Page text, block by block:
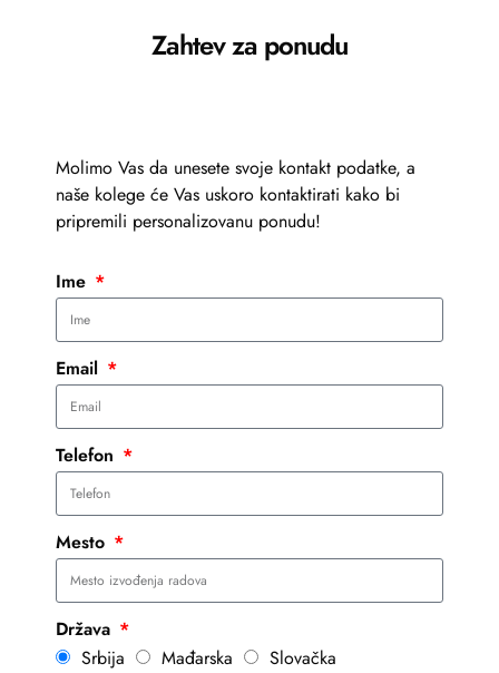
Zahtev za ponudu
Molimo Vas da unesete svoje kontakt podatke, a
naše kolege će Vas uskoro kontaktirati kako bi
pripremili personalizovanu ponudu!
Ime
Email
Telefon
Mesto
Država
Srbija
Mađarska
Slovačka